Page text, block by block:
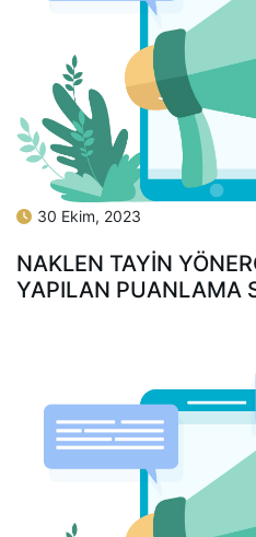
30 Ekim, 2023
NAKLEN TAYİN
YAPILAN PUANLAMA